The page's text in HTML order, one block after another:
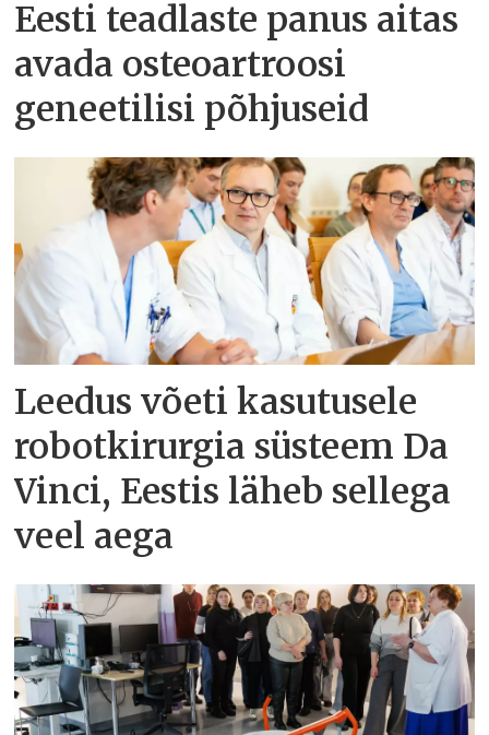
Eesti teadlaste panus aitas
avada osteoartroosi
geneetilisi põhjuseid
Leedus võeti kasutusele
robotkirurgia süsteem Da
Vinci, Eestis läheb sellega
veel aega